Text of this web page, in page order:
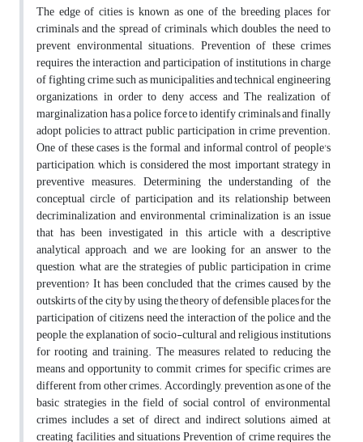
The edge of cities is known as one of the breeding places for
criminals and the spread of criminals, which doubles the need to
prevent environmental situations. Prevention of these crimes
requires the interaction and participation of institutions in charge
of fighting crime, such as municipalities and technical engineering
organizations, in order to deny access and The realization of
marginalization has a police force to identify criminals and finally
adopt policies to attract public participation in crime prevention.
One of these cases is the formal and informal control of people's
participation, which is considered the most important strategy in
preventive measures. Determining the understanding of the
conceptual circle of participation and its relationship between
decriminalization and environmental criminalization is an issue
that has been investigated in this article with a descriptive
analytical approach, and we are looking for an answer to the
question, what are the strategies of public participation in crime
prevention? It has been concluded that the crimes caused by the
outskirts of the city by using the theory of defensible places for the
participation of citizens need the interaction of the police and the
people, the explanation of socio-cultural and religious institutions
for rooting and training. The measures related to reducing the
means and opportunity to commit crimes for specific crimes are
different from other crimes. Accordingly, prevention as one of the
basic strategies in the field of social control of environmental
crimes includes a set of direct and indirect solutions aimed at
creating facilities and situations Prevention of crime requires the